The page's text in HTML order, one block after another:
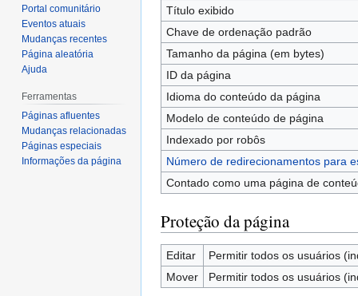
navegação
pesquisar
Título exibido
Chave de ordenação padrão
Tamanho da página (em bytes)
ID da página
Idioma do conteúdo da página
Modelo de conteúdo de página
Indexado por robôs
Número de redirecionamentos para
Contado como uma página de
Proteção da página
Editar
Permitir todos os usuários
Mover
Permitir todos os usuários
Portal comunitário
Eventos atuais
Mudanças recentes
Página aleatória
Ajuda
Ferramentas
Páginas afluentes
Mudanças relacionadas
Páginas especiais
Informações da página